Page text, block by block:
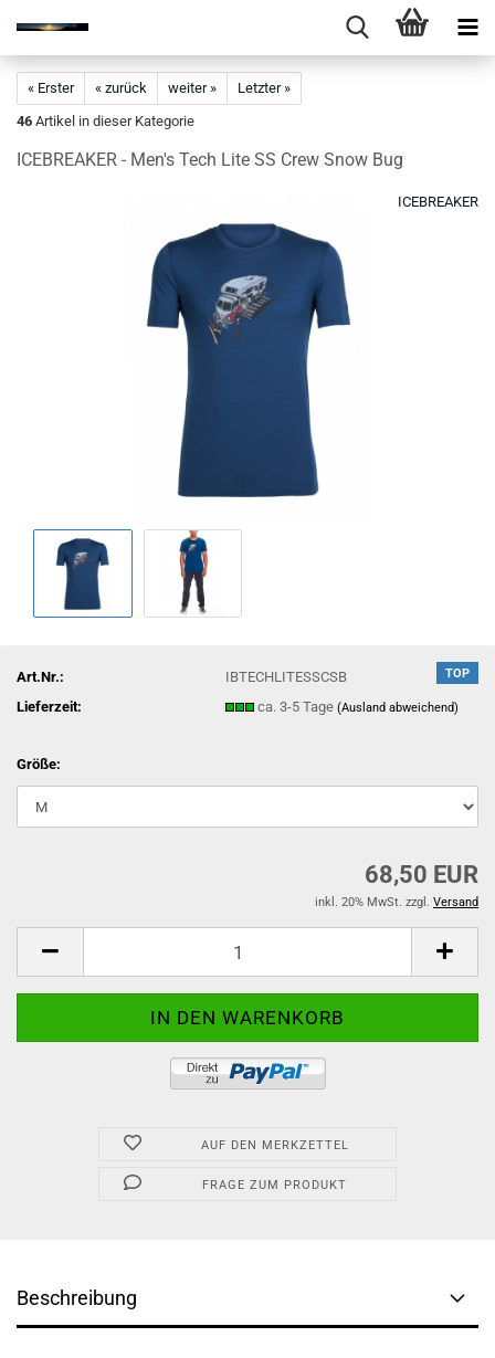
« Erster « zurück weiter »
Letzter »
46 Artikel in dieser Kategorie
ICEBREAKER - Men's Tech Lite SS Crew Snow Bug
ICEBREAKER
TOP
Art.Nr.:
IBTECHLITESSCSB
Lieferzeit:
ca. 3-5 Tage(Ausland abweichend)
Größe:
68,50 EUR
inkl. 20% MwSt. zzgl. Versand
AUF DEN MERKZETTEL
FRAGE ZUM PRODUKT
Beschreibung